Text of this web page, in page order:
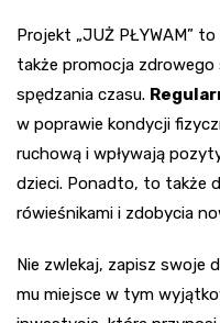
Projekt „JUŻ PŁYWAM”
także promocja
spędzania czasu.
w poprawie kondycji
ruchową i wpływają
dzieci. Ponadto, to także
rówieśnikami i zdobycia
Nie zwlekaj, zapisz swoje
mu miejsce w tym